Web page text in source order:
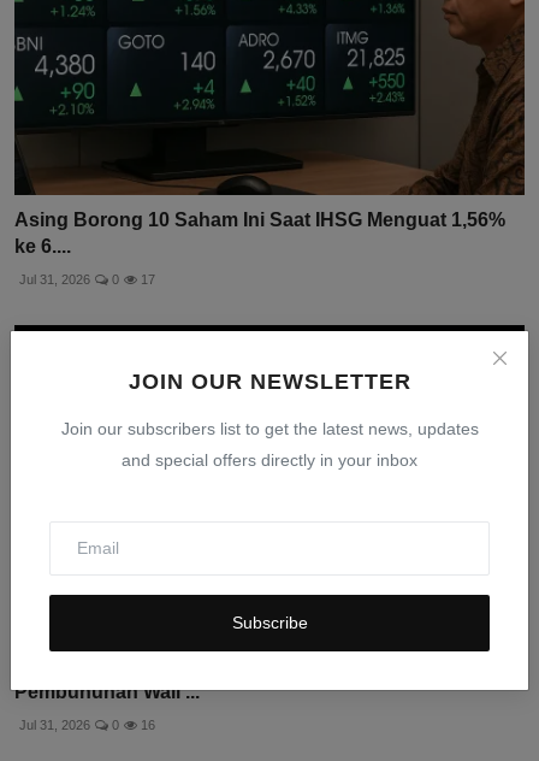
JOIN OUR NEWSLETTER
Join our subscribers list to get the latest news, updates
and special offers directly in your inbox
Subscribe
Asing Borong 10 Saham Ini Saat IHSG Menguat 1,56%
ke 6....
Jul 31, 2026 0 17
Pembunuhan Wali ...
Jul 31, 2026 0 16